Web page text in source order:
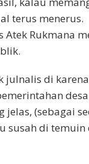
terus menerus.
Atek Rukmana
julnalis di
desa
(sebagai
di temuin